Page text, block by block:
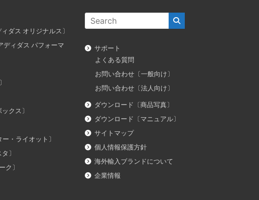
ダス オリジナルス〕
ディダス パフォーマ
クス〕
・ライオット〕
〕
ク〕
サポート
よくある質問
お問い合わせ〔一般向け〕
お問い合わせ〔法人向け〕
ダウンロード〔商品写真〕
ダウンロード〔マニュアル〕
サイトマップ
個人情報保護方針
海外輸入ブランドについて
企業情報